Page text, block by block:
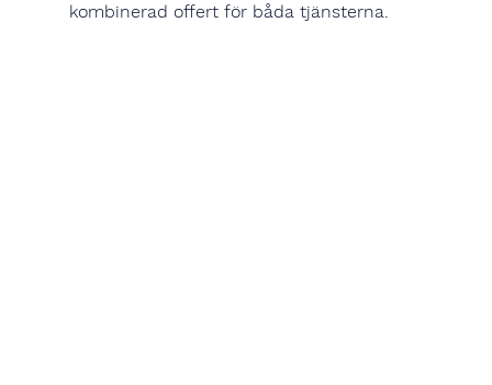
kombinerad offert för båda tjänsterna.